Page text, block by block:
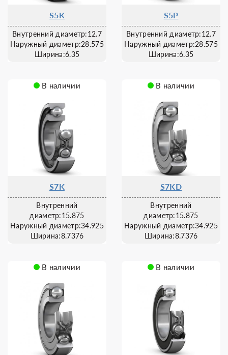
S5K
Внутренний диаметр:12.7
Наружный диаметр:28.575
Ширина:6.35
S5P
Внутренний диаметр:12.7
Наружный диаметр:28.575
Ширина:6.35
В наличии
S7K
Внутренний
диаметр:15.875
Наружный диаметр:34.925
Ширина:8.7376
В наличии
S7KD
Внутренний
диаметр:15.875
Наружный диаметр:34.925
Ширина:8.7376
В наличии В наличии